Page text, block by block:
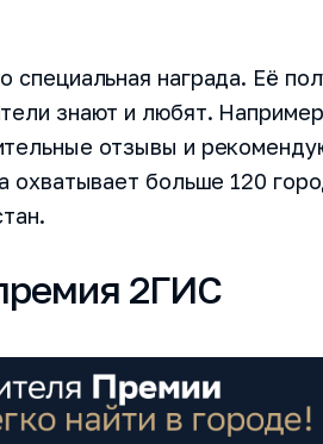
награда. Её
знают и любят.
отзывы и
охватывает больше 120
2ГИС